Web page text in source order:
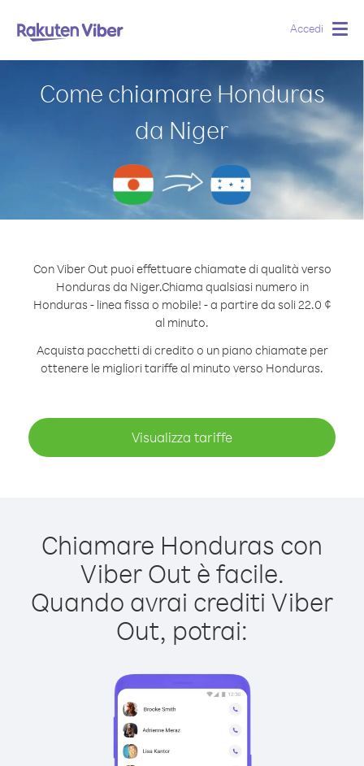
Accedi
Come chiamare Honduras
da Niger
Con Viber Out puoi effettuare chiamate di qualità verso
Honduras da Niger.Chiama qualsiasi numero in
Honduras - linea fissa o mobile! - a partire da soli 22.0 ¢
al minuto.
Acquista pacchetti di credito o un piano chiamate per
ottenere le migliori tariffe al minuto verso Honduras.
Visualizza tariffe
Chiamare Honduras con
Viber Out è facile.
Quando avrai crediti Viber
Out, potrai: